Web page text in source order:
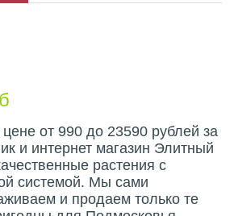
от 990 до 23590 рублей за
и интернет магазин Элитный
растения с
системой. Мы сами
и продаем только те